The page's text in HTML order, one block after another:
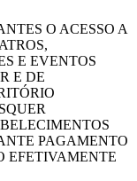
O ACESSO A
E EVENTOS
E DE
PAGAMENTO
EFETIVAMENTE